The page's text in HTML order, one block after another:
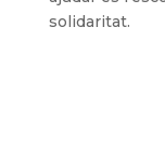
solidaritat.